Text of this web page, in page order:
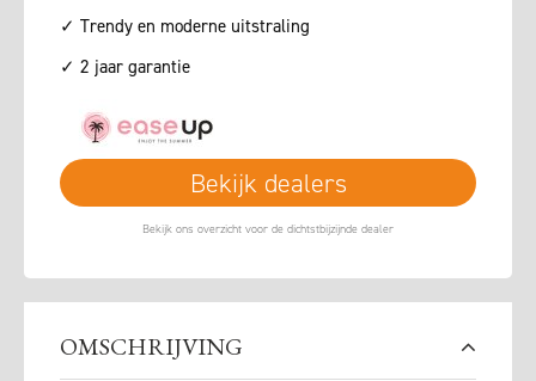
✓ Trendy en moderne uitstraling
✓ 2 jaar garantie
Bekijk dealers
OMSCHRIJVING